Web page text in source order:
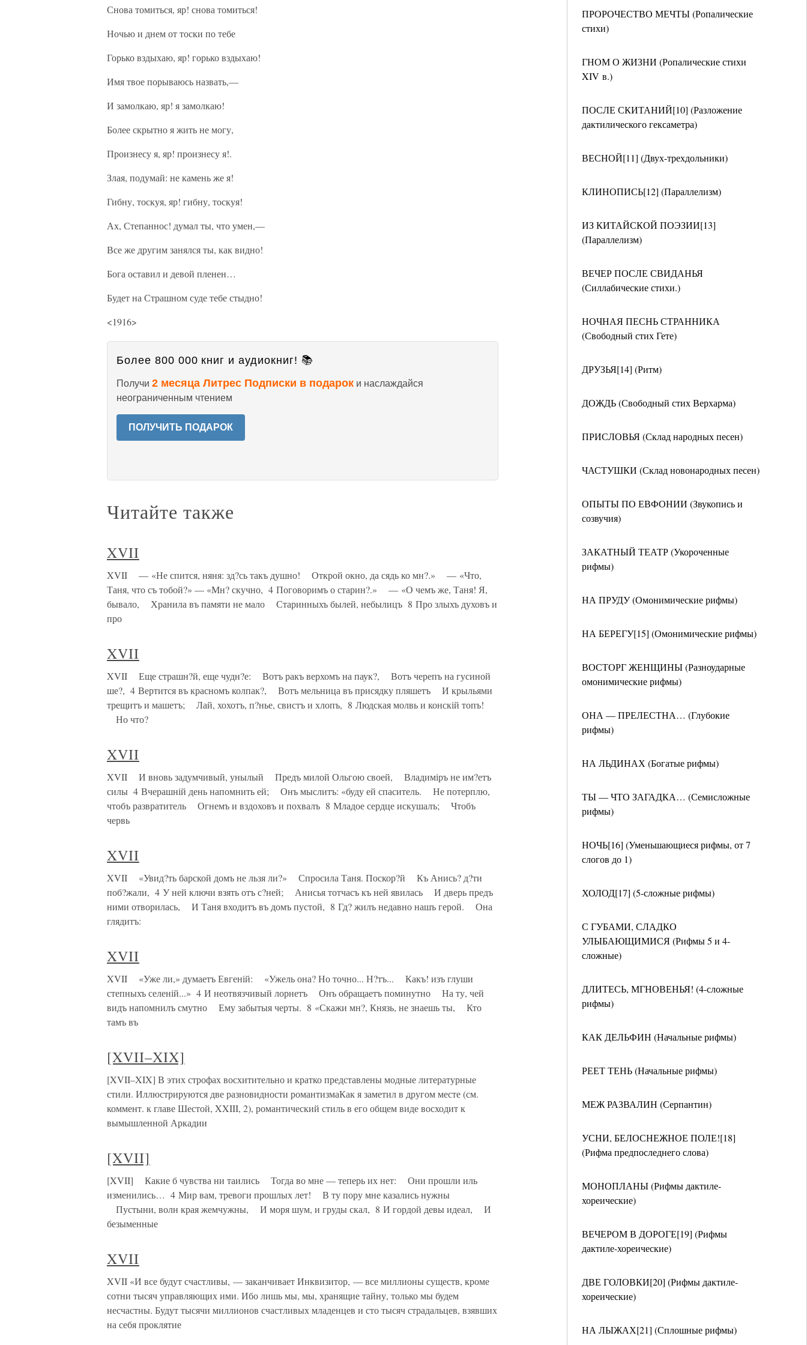
ПРОРОЧЕСТВО МЕЧТЫ (Ропалические
стихи)
ГНОМ О ЖИЗНИ (Ропалические стихи
XIV в.)
ПОСЛЕ СКИТАНИЙ[10] (Разложение
дактилического гексаметра)
ВЕСНОЙ[11] (Двух-трехдольники)
КЛИНОПИСЬ[12] (Параллелизм)
ИЗ КИТАЙСКОЙ ПОЭЗИИ[13]
(Параллелизм)
ВЕЧЕР ПОСЛЕ СВИДАНЬЯ
(Силлабические стихи.)
НОЧНАЯ ПЕСНЬ СТРАННИКА
(Свободный стих Гете)
ДРУЗЬЯ[14] (Ритм)
ДОЖДЬ (Свободный стих Верхарма)
ПРИСЛОВЬЯ (Склад народных песен)
ЧАСТУШКИ (Склад новонародных песен)
ОПЫТЫ ПО ЕВФОНИИ (Звукопись и
созвучия)
ЗАКАТНЫЙ ТЕАТР (Укороченные
рифмы)
НА ПРУДУ (Омонимические рифмы)
НА БЕРЕГУ[15] (Омонимические рифмы)
ВОСТОРГ ЖЕНЩИНЫ (Разноударные
омонимические рифмы)
ОНА — ПРЕЛЕСТНА… (Глубокие
рифмы)
НА ЛЬДИНАХ (Богатые рифмы)
ТЫ — ЧТО ЗАГАДКА… (Семисложные
рифмы)
НОЧЬ[16] (Уменьшающиеся рифмы, от 7
слогов до 1)
ХОЛОД[17] (5-сложные рифмы)
С ГУБАМИ, СЛАДКО
УЛЫБАЮЩИМИСЯ (Рифмы 5 и 4-
сложные)
ДЛИТЕСЬ, МГНОВЕНЬЯ! (4-сложные
рифмы)
КАК ДЕЛЬФИН (Начальные рифмы)
РЕЕТ ТЕНЬ (Начальные рифмы)
МЕЖ РАЗВАЛИН (Серпантин)
УСНИ, БЕЛОСНЕЖНОЕ ПОЛЕ![18]
(Рифма предпоследнего слова)
МОНОПЛАНЫ (Рифмы дактиле-
хореические)
ВЕЧЕРОМ В ДОРОГЕ[19] (Рифмы
дактиле-хореические)
ДВЕ ГОЛОВКИ[20] (Рифмы дактиле-
хореические)
НА ЛЫЖАХ[21] (Сплошные рифмы)
Снова томиться, яр! снова томиться!
Ночью и днем от тоски по тебе
Горько вздыхаю, яр! горько вздыхаю!
Имя твое порываюсь назвать,—
И замолкаю, яр! я замолкаю!
Более скрытно я жить не могу,
Произнесу я, яр! произнесу я!.
Злая, подумай: не камень же я!
Гибну, тоскуя, яр! гибну, тоскуя!
Ах, Степаннос! думал ты, что умен,—
Все же другим занялся ты, как видно!
Бога оставил и девой пленен…
Будет на Страшном суде тебе стыдно!
<1916>
Более 800 000 книг и аудиокниг! 📚
Получи 2 месяца Литрес Подписки в подарок и наслаждайся
неограниченным чтением
ПОЛУЧИТЬ ПОДАРОК
Читайте также
XVII
XVII — «Не спится, няня: зд?сь такъ душно! Открой окно, да сядь ко мн?.» — «Что,
Таня, что съ тобой?» — «Мн? скучно, 4 Поговоримъ о старин?.» — «О чемъ же, Таня! Я,
бывало, Хранила въ памяти не мало Старинныхъ былей, небылицъ 8 Про злыхъ духовъ и
про
XVII
XVII Еще страшн?й, еще чудн?е: Вотъ ракъ верхомъ на паук?, Вотъ черепъ на гусиной
ше?, 4 Вертится въ красномъ колпак?, Вотъ мельница въ присядку пляшетъ И крыльями
трещитъ и машетъ; Лай, хохотъ, п?нье, свистъ и хлопъ, 8 Людская молвь и конскій топъ!
Но что?
XVII
XVII И вновь задумчивый, унылый Предъ милой Ольгою своей, Владиміръ не им?етъ
силы 4 Вчерашній день напомнить ей; Онъ мыслитъ: «буду ей спаситель. Не потерплю,
чтобъ развратитель Огнемъ и вздоховъ и похвалъ 8 Младое сердце искушалъ; Чтобъ
червь
XVII
XVII «Увид?ть барской домъ не льзя ли?» Спросила Таня. Поскор?й Къ Анись? д?ти
поб?жали, 4 У ней ключи взять отъ с?ней; Анисья тотчасъ къ ней явилась И дверь предъ
ними отворилась, И Таня входитъ въ домъ пустой, 8 Гд? жилъ недавно нашъ герой. Она
глядитъ:
XVII
XVII «Уже ли,» думаетъ Евгеній: «Ужель она? Но точно... Н?тъ... Какъ! изъ глуши
степныхъ селеній...» 4 И неотвязчивый лорнетъ Онъ обращаетъ поминутно На ту, чей
видъ напомнилъ смутно Ему забытыя черты. 8 «Скажи мн?, Князь, не знаешь ты, Кто
тамъ въ
[XVII–XIX]
[XVII–XIX] В этих строфах восхитительно и кратко представлены модные литературные
стили. Иллюстрируются две разновидности романтизмаКак я заметил в другом месте (см.
коммент. к главе Шестой, XXIII, 2), романтический стиль в его общем виде восходит к
вымышленной Аркадии
[XVII]
[XVII] Какие б чувства ни таились Тогда во мне — теперь их нет: Они прошли иль
изменились… 4 Мир вам, тревоги прошлых лет! В ту пору мне казались нужны
Пустыни, волн края жемчужны, И моря шум, и груды скал, 8 И гордой девы идеал, И
безыменные
XVII
XVII «И все будут счастливы, — заканчивает Инквизитор, — все миллионы существ, кроме
сотни тысяч управляющих ими. Ибо лишь мы, мы, хранящие тайну, только мы будем
несчастны. Будут тысячи миллионов счастливых младенцев и сто тысяч страдальцев, взявших
на себя проклятие